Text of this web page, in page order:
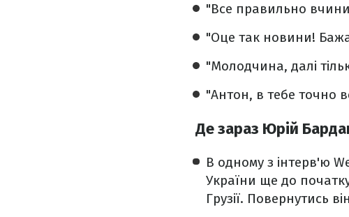
"Все правильно
"Оце так новини!
"Молодчина, далі
"Антон, в тебе точно
Де зараз Юрій
В одному з інтерв'ю
України ще до
Грузії. Повернутись